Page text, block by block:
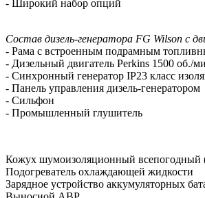
- Широкий набор опций
Состав дизель-генератора FG Wilson с
- Рама с встроенным подрамным
- Дизельный двигатель Perkins 1500 об./
- Синхронный генератор IP23 класс
- Панель управления дизель-генератором
- Сильфон
- Промышленный глушитель
Кожух шумоизоляционный всепогодный
Подогреватель охлаждающей жидкости
Зарядное устройство аккумуляторных